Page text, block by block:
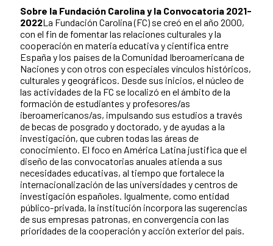
Sobre la Fundación Carolina y la Convocatoria 2021-
2022La Fundación Carolina (FC) se creó en el año 2000,
con el fin de fomentar las relaciones culturales y la
cooperación en materia educativa y científica entre
España y los países de la Comunidad Iberoamericana de
Naciones y con otros con especiales vínculos históricos,
culturales y geográficos. Desde sus inicios, el núcleo de
las actividades de la FC se localizó en el ámbito de la
formación de estudiantes y profesores/as
iberoamericanos/as, impulsando sus estudios a través
de becas de posgrado y doctorado, y de ayudas a la
investigación, que cubren todas las áreas de
conocimiento. El foco en América Latina justifica que el
diseño de las convocatorias anuales atienda a sus
necesidades educativas, al tiempo que fortalece la
internacionalización de las universidades y centros de
investigación españoles. Igualmente, como entidad
público-privada, la institución incorpora las sugerencias
de sus empresas patronas, en convergencia con las
prioridades de la cooperación y acción exterior del país.